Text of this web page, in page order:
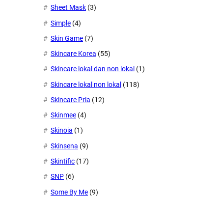
Sheet Mask (3)
Simple (4)
Skin Game (7)
Skincare Korea (55)
Skincare lokal dan non lokal (1)
Skincare lokal non lokal (118)
Skincare Pria (12)
Skinmee (4)
Skinoia (1)
Skinsena (9)
Skintific (17)
SNP (6)
Some By Me (9)